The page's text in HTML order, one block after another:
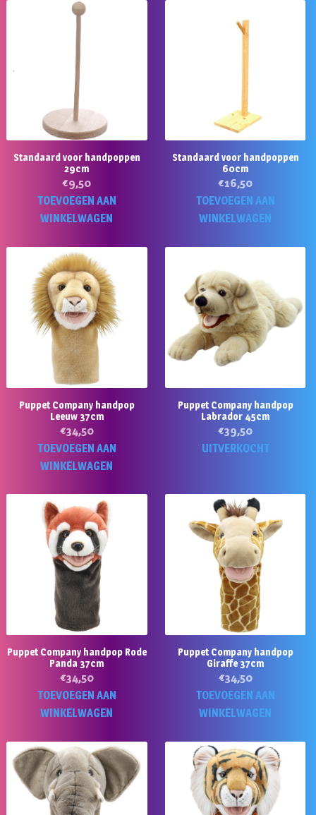
Standaard voor handpoppen
29cm
€9,50
TOEVOEGEN AAN
WINKELWAGEN
Standaard voor handpoppen
60cm
€16,50
TOEVOEGEN AAN
WINKELWAGEN
Puppet Company handpop
Leeuw 37cm
€34,50
TOEVOEGEN AAN
WINKELWAGEN
Puppet Company handpop
Labrador 45cm
€39,50
UITVERKOCHT
Puppet Company handpop Rode
Panda 37cm
€34,50
TOEVOEGEN AAN
WINKELWAGEN
Puppet Company handpop
Giraffe 37cm
€34,50
TOEVOEGEN AAN
WINKELWAGEN